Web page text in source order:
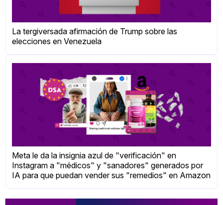
La tergiversada afirmación de Trump sobre las
elecciones en Venezuela
Meta le da la insignia azul de "verificación" en
Instagram a "médicos" y "sanadores" generados por
IA para que puedan vender sus "remedios" en Amazon